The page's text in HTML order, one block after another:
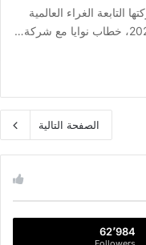
الغراء العالمية
الصفحة التالية
62٬984